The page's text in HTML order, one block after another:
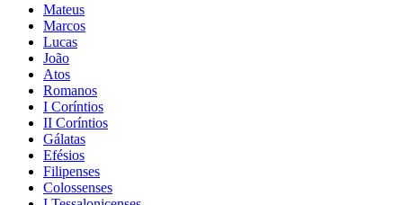
Mateus
Marcos
Lucas
João
Atos
Romanos
I Coríntios
II Coríntios
Gálatas
Efésios
Filipenses
Colossenses